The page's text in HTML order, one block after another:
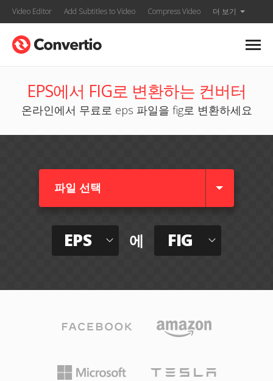
Video Editor Add Subtitles to Video Compress Video 더 보기
EPS에서 FIG로 변환하는 컨버터
온라인에서 무료로 eps 파일을 fig로 변환하세요
파일 선택
EPS 에 FIG